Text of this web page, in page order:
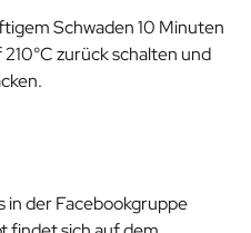
Schwaden 10 Minuten
zurück schalten und
in der Facebookgruppe